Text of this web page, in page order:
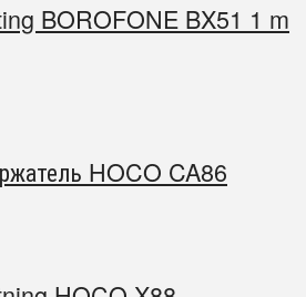
BOROFONE BX51 1 m
HOCO CA86